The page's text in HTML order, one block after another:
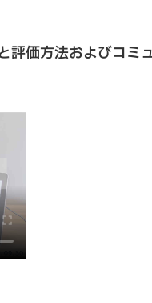
評価方法およびコミ